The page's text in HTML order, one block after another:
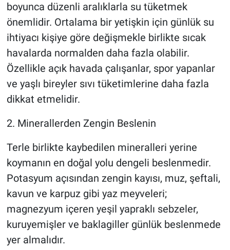
boyunca düzenli aralıklarla su tüketmek
önemlidir. Ortalama bir yetişkin için günlük su
ihtiyacı kişiye göre değişmekle birlikte sıcak
havalarda normalden daha fazla olabilir.
Özellikle açık havada çalışanlar, spor yapanlar
ve yaşlı bireyler sıvı tüketimlerine daha fazla
dikkat etmelidir.
2. Minerallerden Zengin Beslenin
Terle birlikte kaybedilen mineralleri yerine
koymanın en doğal yolu dengeli beslenmedir.
Potasyum açısından zengin kayısı, muz, şeftali,
kavun ve karpuz gibi yaz meyveleri;
magnezyum içeren yeşil yapraklı sebzeler,
kuruyemişler ve baklagiller günlük beslenmede
yer almalıdır.